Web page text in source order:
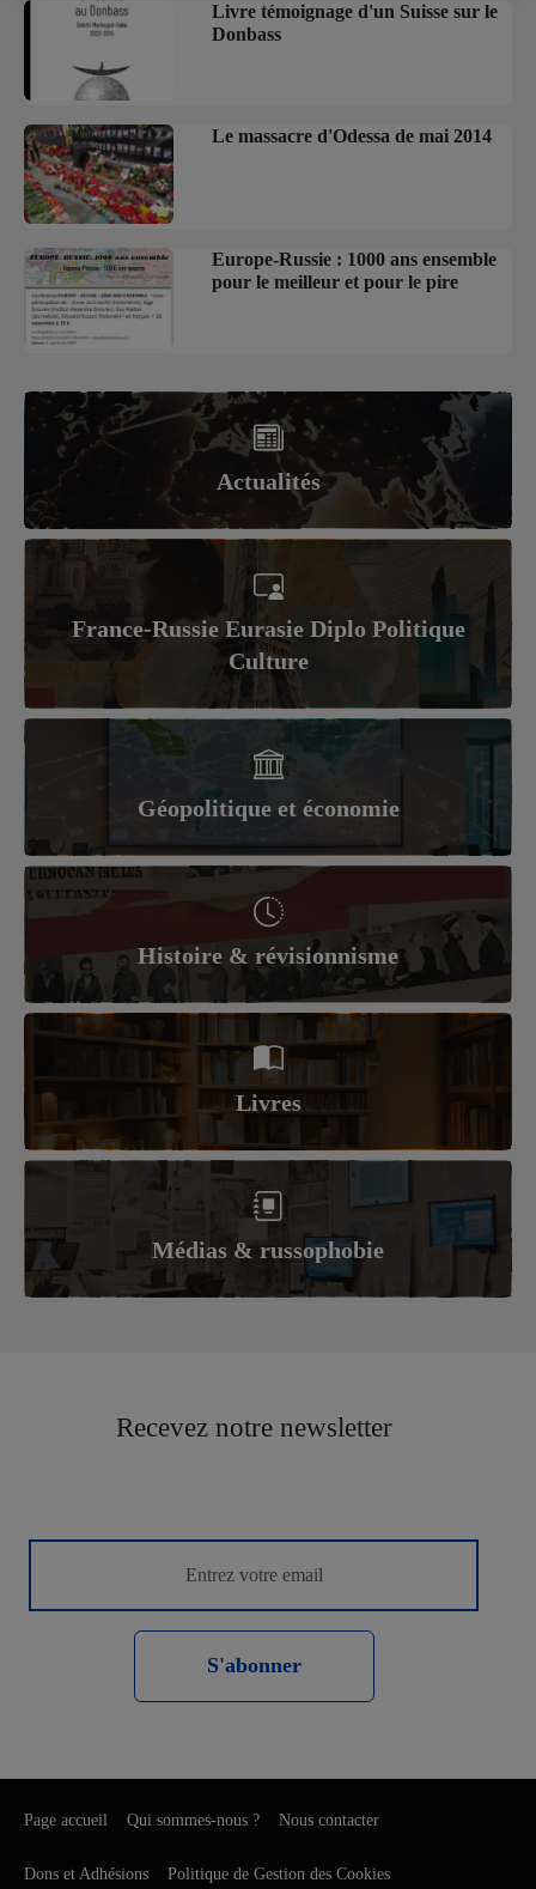
Livre témoignage d'un Suisse sur le
Donbass
Le massacre d'Odessa de mai 2014
Europe-Russie : 1000 ans ensemble
pour le meilleur et pour le pire
Actualités
France-Russie Eurasie Diplo Politique
Culture
Géopolitique et économie
Histoire & révisionnisme
Livres
Médias & russophobie
Recevez notre newsletter
S'abonner
Page accueil Qui sommes-nous ? Nous contacter
Dons et Adhésions Politique de Gestion des Cookies